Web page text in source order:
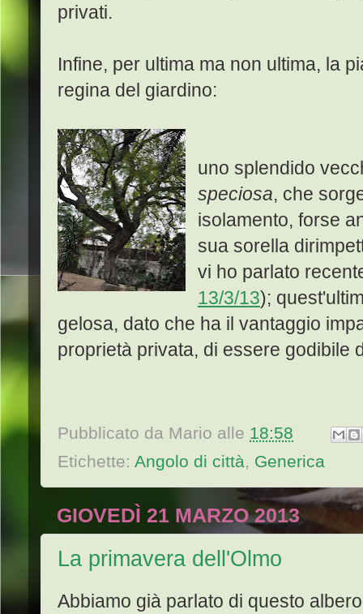
privati.
Infine, per ultima ma non ultima, la
regina del giardino:
uno splendido
speciosa, che
isolamento, forse
sua sorella
vi ho parlato
13/3/13);
gelosa, dato che ha il vantaggio
proprietà privata, di essere godibile
Pubblicato da Mario alle 18:58
Etichette: Angolo di città, Generica
GIOVEDÌ 21 MARZO 2013
La primavera dell'Olmo
Abbiamo già parlato di questo